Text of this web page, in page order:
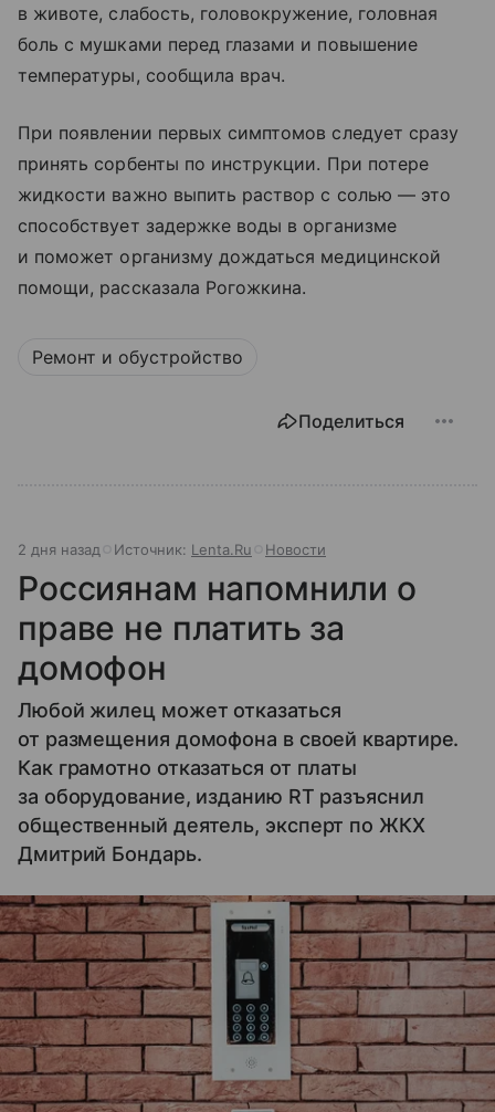
в животе, слабость, головокружение, головная
боль с мушками перед глазами и повышение
температуры, сообщила врач.
При появлении первых симптомов следует сразу
принять сорбенты по инструкции. При потере
жидкости важно выпить раствор с солью — это
способствует задержке воды в организме
и поможет организму дождаться медицинской
помощи, рассказала Рогожкина.
Ремонт и обустройство
Поделиться
2 дня назад Источник: Lenta.Ru Новости
Россиянам напомнили о
праве не платить за
домофон
Любой жилец может отказаться
от размещения домофона в своей квартире.
Как грамотно отказаться от платы
за оборудование, изданию RT разъяснил
общественный деятель, эксперт по ЖКХ
Дмитрий Бондарь.